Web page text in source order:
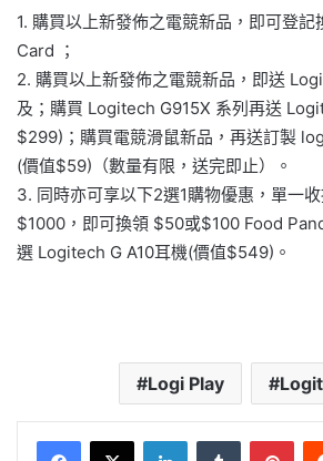
1. 購買以上新發佈之電競新品，即可登
Card ；
2. 購買以上新發佈之電競新品，即送
及；購買 Logitech G915X 系列再送
$299)；購買電競滑鼠新品，再送訂製
(價值$59)（數量有限，送完即止）。
3. 同時亦可享以下2選1購物優惠，單一
$1000，即可換領 $50或$100 Food
選 Logitech G A10耳機(價值$549)。
Logi Play
LinkedInTumblr